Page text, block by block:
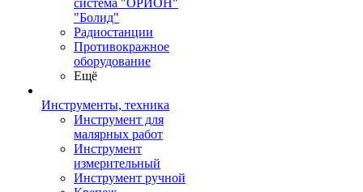
система "ОРИОН"
"Болид"
Радиостанции
Противокражное
оборудование
Ещё
Инструменты, техника
Инструмент для
малярных работ
Инструмент
измерительный
Инструмент ручной